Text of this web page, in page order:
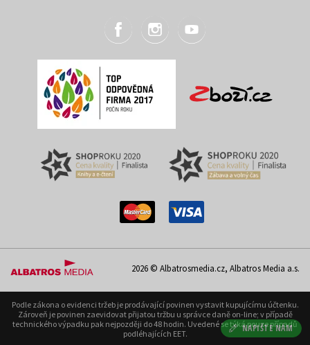
NAPIŠTE NÁM
2026 © Albatrosmedia.cz, Albatros Media a.s.
Podle zákona o evidenci tržeb je prodávající povinen vystavit kupujícímu účtenku.
Zároveň je povinen zaevidovat přijatou tržbu u správce daně on-line; v případě
technického výpadku pak nejpozději do 48 hodin. Uvedené se týká pouze případů
podléhajících EET.